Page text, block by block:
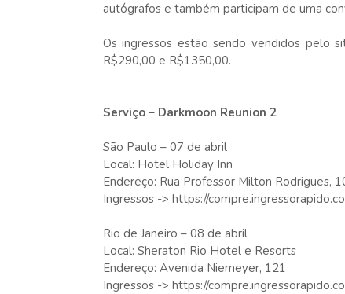
autógrafos e também participam de uma
Os ingressos estão sendo vendidos pelo
R$290,00 e R$1350,00.
Serviço – Darkmoon Reunion 2
São Paulo – 07 de abril
Local: Hotel Holiday Inn
Endereço: Rua Professor Milton Rodrigues,
Ingressos -> https://
Rio de Janeiro – 08 de abril
Local: Sheraton Rio Hotel e Resorts
Endereço: Avenida Niemeyer, 121
Ingressos -> https://